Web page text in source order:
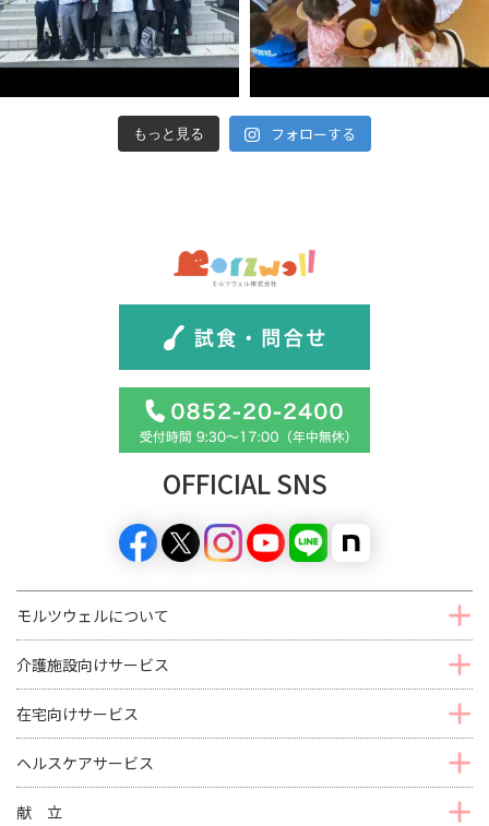
もっと見る フォローする
OFFICIAL SNS
モルツウェルについて
介護施設向けサービス
在宅向けサービス
ヘルスケアサービス
献 立